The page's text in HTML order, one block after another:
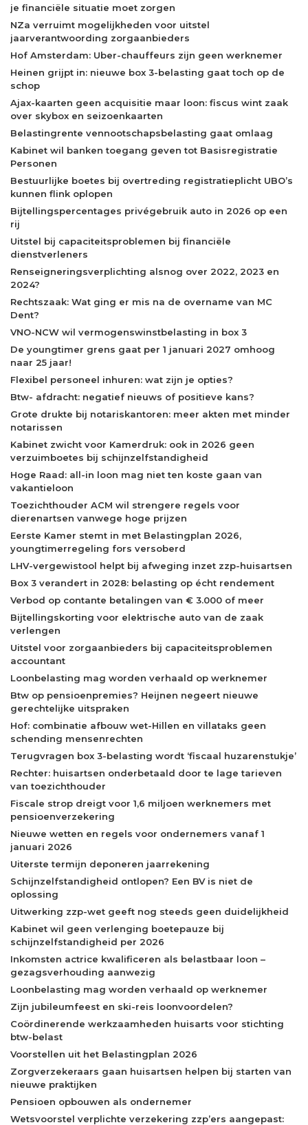
je financiële situatie moet zorgen
NZa verruimt mogelijkheden voor uitstel
jaarverantwoording zorgaanbieders
Hof Amsterdam: Uber-chauffeurs zijn geen werknemer
Heinen grijpt in: nieuwe box 3-belasting gaat toch op de
schop
Ajax-kaarten geen acquisitie maar loon: fiscus wint zaak
over skybox en seizoenkaarten
Belastingrente vennootschapsbelasting gaat omlaag
Kabinet wil banken toegang geven tot Basisregistratie
Personen
Bestuurlijke boetes bij overtreding registratieplicht UBO’s
kunnen flink oplopen
Bijtellingspercentages privégebruik auto in 2026 op een
rij
Uitstel bij capaciteitsproblemen bij financiële
dienstverleners
Renseigneringsverplichting alsnog over 2022, 2023 en
2024?
Rechtszaak: Wat ging er mis na de overname van MC
Dent?
VNO-NCW wil vermogenswinstbelasting in box 3
De youngtimer grens gaat per 1 januari 2027 omhoog
naar 25 jaar!
Flexibel personeel inhuren: wat zijn je opties?
Btw- afdracht: negatief nieuws of positieve kans?
Grote drukte bij notariskantoren: meer akten met minder
notarissen
Kabinet zwicht voor Kamerdruk: ook in 2026 geen
verzuimboetes bij schijnzelfstandigheid
Hoge Raad: all-in loon mag niet ten koste gaan van
vakantieloon
Toezichthouder ACM wil strengere regels voor
dierenartsen vanwege hoge prijzen
Eerste Kamer stemt in met Belastingplan 2026,
youngtimerregeling fors versoberd
LHV-vergewistool helpt bij afweging inzet zzp-huisartsen
Box 3 verandert in 2028: belasting op écht rendement
Verbod op contante betalingen van € 3.000 of meer
Bijtellingskorting voor elektrische auto van de zaak
verlengen
Uitstel voor zorgaanbieders bij capaciteitsproblemen
accountant
Loonbelasting mag worden verhaald op werknemer
Btw op pensioenpremies? Heijnen negeert nieuwe
gerechtelijke uitspraken
Hof: combinatie afbouw wet-Hillen en villataks geen
schending mensenrechten
Terugvragen box 3-belasting wordt ‘fiscaal huzarenstukje’
Rechter: huisartsen onderbetaald door te lage tarieven
van toezichthouder
Fiscale strop dreigt voor 1,6 miljoen werknemers met
pensioenverzekering
Nieuwe wetten en regels voor ondernemers vanaf 1
januari 2026
Uiterste termijn deponeren jaarrekening
Schijnzelfstandigheid ontlopen? Een BV is niet de
oplossing
Uitwerking zzp-wet geeft nog steeds geen duidelijkheid
Kabinet wil geen verlenging boetepauze bij
schijnzelfstandigheid per 2026
Inkomsten actrice kwalificeren als belastbaar loon –
gezagsverhouding aanwezig
Loonbelasting mag worden verhaald op werknemer
Zijn jubileumfeest en ski-reis loonvoordelen?
Coördinerende werkzaamheden huisarts voor stichting
btw-belast
Voorstellen uit het Belastingplan 2026
Zorgverzekeraars gaan huisartsen helpen bij starten van
nieuwe praktijken
Pensioen opbouwen als ondernemer
Wetsvoorstel verplichte verzekering zzp’ers aangepast: